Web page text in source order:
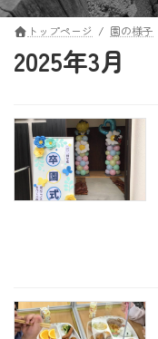
トップページ 園の様子
2025年3月